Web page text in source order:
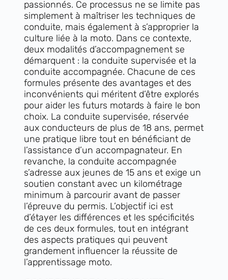
passionnés. Ce processus ne se limite pas
simplement à maîtriser les techniques de
conduite, mais également à s’approprier la
culture liée à la moto. Dans ce contexte,
deux modalités d’accompagnement se
démarquent : la conduite supervisée et la
conduite accompagnée. Chacune de ces
formules présente des avantages et des
inconvénients qui méritent d’être explorés
pour aider les futurs motards à faire le bon
choix. La conduite supervisée, réservée
aux conducteurs de plus de 18 ans, permet
une pratique libre tout en bénéficiant de
l’assistance d’un accompagnateur. En
revanche, la conduite accompagnée
s’adresse aux jeunes de 15 ans et exige un
soutien constant avec un kilométrage
minimum à parcourir avant de passer
l’épreuve du permis. L’objectif ici est
d’étayer les différences et les spécificités
de ces deux formules, tout en intégrant
des aspects pratiques qui peuvent
grandement influencer la réussite de
l’apprentissage moto.